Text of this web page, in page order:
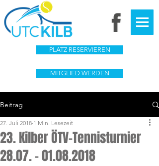
PLATZ RESERVIEREN
MITGLIED WERDEN
Beitrag
23. Kilber ÖTV-Tennisturnier
28.07. – 01.08.2018
27. Juli 2018 1 Min. Lesezeit